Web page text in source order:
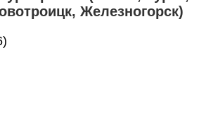
Железногорск)